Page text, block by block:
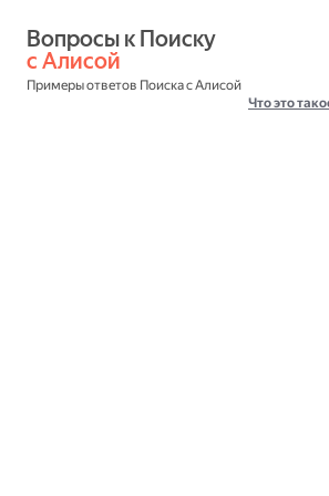
с Алисой
Примеры ответов Поиска с Алисой
Что это